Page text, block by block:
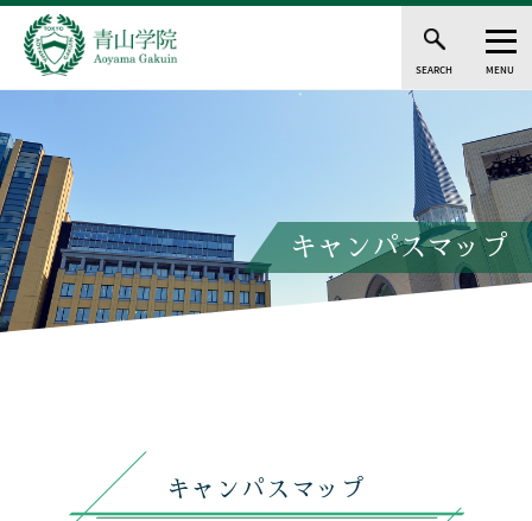
SEARCH MENU
キャンパスマップ
キャンパスマップ